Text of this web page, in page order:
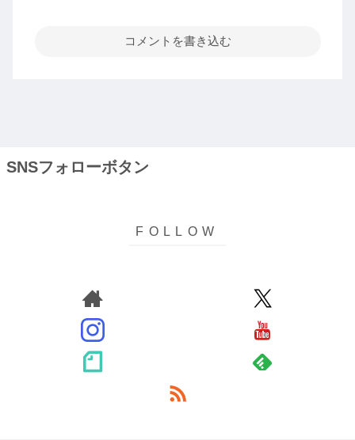
コメントを書き込む
SNSフォローボタン